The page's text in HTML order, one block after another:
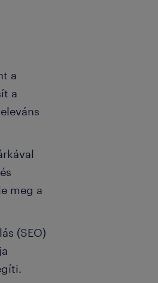
a
a
meg a
(SEO)